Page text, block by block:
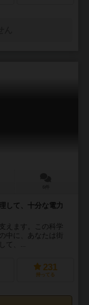
して、十分な電力
えます。この科学
中に、あなたは街
て、...
231
持ってる